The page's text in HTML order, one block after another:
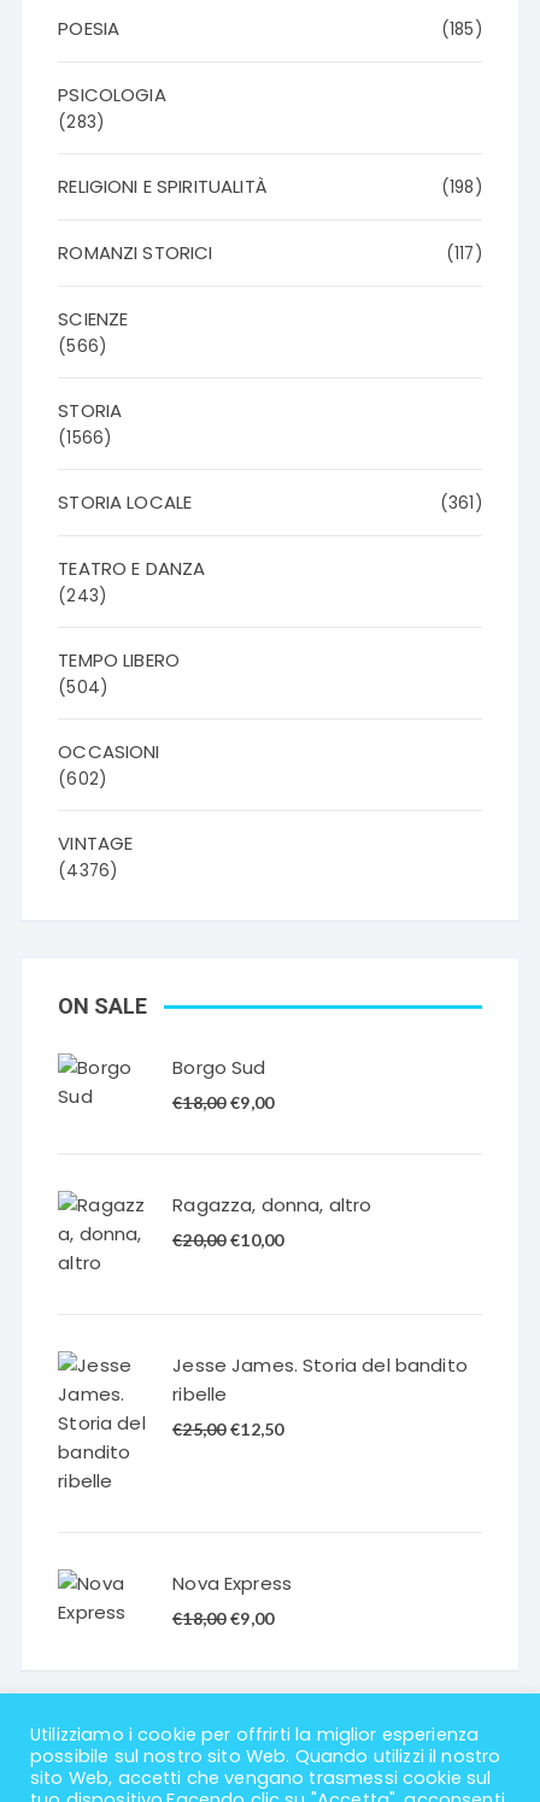
POESIA (185)
PSICOLOGIA
(283)
RELIGIONI E SPIRITUALITÀ (198)
ROMANZI STORICI (117)
SCIENZE
(566)
STORIA
(1566)
STORIA LOCALE (361)
TEATRO E DANZA
(243)
TEMPO LIBERO
(504)
OCCASIONI
(602)
VINTAGE
(4376)
ON SALE
Borgo Sud
€18,00 Il
€18,00.
€9,00Il
€9,00.
Ragazza, donna, altro
€20,00 Il
€20,00.
€10,00Il
€10,00.
Jesse James. Storia del bandito
ribelle
€25,00 Il
€12,50Il
Nova Express
€18,00 Il
€18,00.
€9,00Il
€9,00.
Utilizziamo i cookie per offrirti la miglior esperienza
possibile sul nostro sito Web. Quando utilizzi il nostro
sito Web, accetti che vengano trasmessi cookie sul